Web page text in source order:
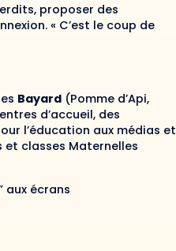
proposer des
« C’est le coup de
Bayard (Pomme d’Api,
d’accueil, des
l’éducation aux médias et
et classes Maternelles
aux écrans